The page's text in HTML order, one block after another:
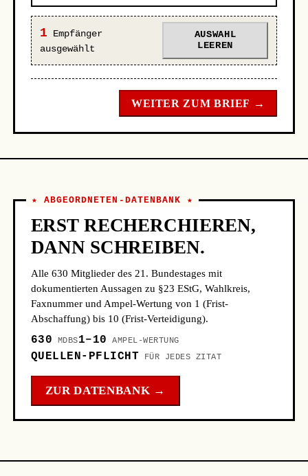
1 Empfänger
ausgewählt
AUSWAHL
LEEREN
WEITER ZUM BRIEF →
★ ABGEORDNETEN-DATENBANK ★
ERST RECHERCHIEREN,
DANN SCHREIBEN.
Alle 630 Mitglieder des 21. Bundestages mit
dokumentierten Aussagen zu §23 EStG, Wahlkreis,
Faxnummer und Ampel-Wertung von 1 (Frist-
Abschaffung) bis 10 (Frist-Verteidigung).
630 MDBS1–10 AMPEL-WERTUNG
QUELLEN-PFLICHT FÜR JEDES ZITAT
ZUR DATENBANK →